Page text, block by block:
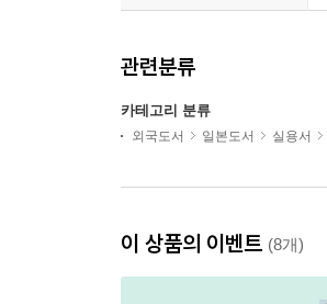
관련분류
카테고리 분류
외국도서 일본도서 실용서
이 상품의 이벤트 (8개)